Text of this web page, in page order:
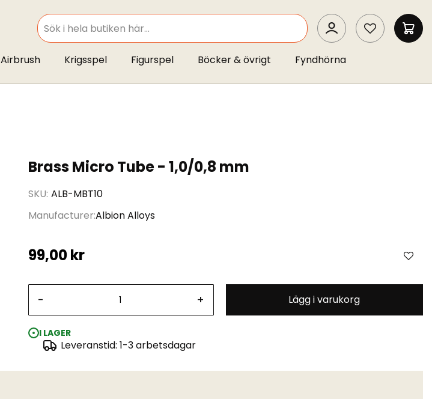
SEARCH
SEARCH
MIN
Airbrush Krigsspel Figurspel Böcker & övrigt Fyndhörna
Brass Micro Tube - 1,0/0,8 mm
SKU ALB-MBT10
ManufacturerAlbion Alloys
99,00 kr
- + Lägg i varukorg
I LAGER
Leveranstid: 1-3 arbetsdagar